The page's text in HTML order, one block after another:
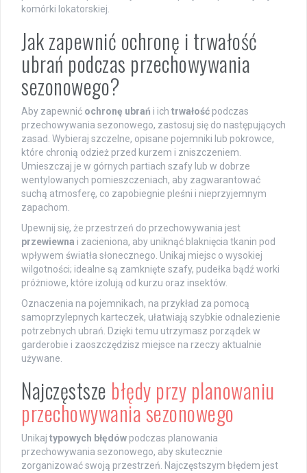
komórki lokatorskiej.
Jak zapewnić ochronę i trwałość
ubrań podczas przechowywania
sezonowego?
Aby zapewnić ochronę ubrań i ich trwałość podczas
przechowywania sezonowego, zastosuj się do następujących
zasad. Wybieraj szczelne, opisane pojemniki lub pokrowce,
które chronią odzież przed kurzem i zniszczeniem.
Umieszczaj je w górnych partiach szafy lub w dobrze
wentylowanych pomieszczeniach, aby zagwarantować
suchą atmosferę, co zapobiegnie pleśni i nieprzyjemnym
zapachom.
Upewnij się, że przestrzeń do przechowywania jest
przewiewna i zacieniona, aby uniknąć blaknięcia tkanin pod
wpływem światła słonecznego. Unikaj miejsc o wysokiej
wilgotności; idealne są zamknięte szafy, pudełka bądź worki
próżniowe, które izolują od kurzu oraz insektów.
Oznaczenia na pojemnikach, na przykład za pomocą
samoprzylepnych karteczek, ułatwiają szybkie odnalezienie
potrzebnych ubrań. Dzięki temu utrzymasz porządek w
garderobie i zaoszczędzisz miejsce na rzeczy aktualnie
używane.
Najczęstsze błędy przy planowaniu
przechowywania sezonowego
Unikaj typowych błędów podczas planowania
przechowywania sezonowego, aby skutecznie
zorganizować swoją przestrzeń. Najczęstszym błędem jest